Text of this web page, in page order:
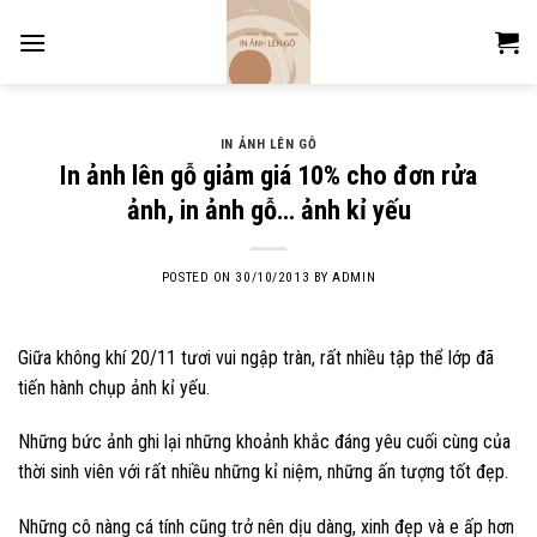
IN ẢNH LÊN GỖ
In ảnh lên gỗ giảm giá 10% cho đơn rửa
ảnh, in ảnh gỗ… ảnh kỉ yếu
POSTED ON 30/10/2013 BYADMIN
Giữa không khí 20/11 tươi vui ngập tràn, rất nhiều tập thể lớp đã
tiến hành chụp ảnh kỉ yếu.
Những bức ảnh ghi lại những khoảnh khắc đáng yêu cuối cùng của
thời sinh viên với rất nhiều những kỉ niệm, những ấn tượng tốt đẹp.
Những cô nàng cá tính cũng trở nên dịu dàng, xinh đẹp và e ấp hơn